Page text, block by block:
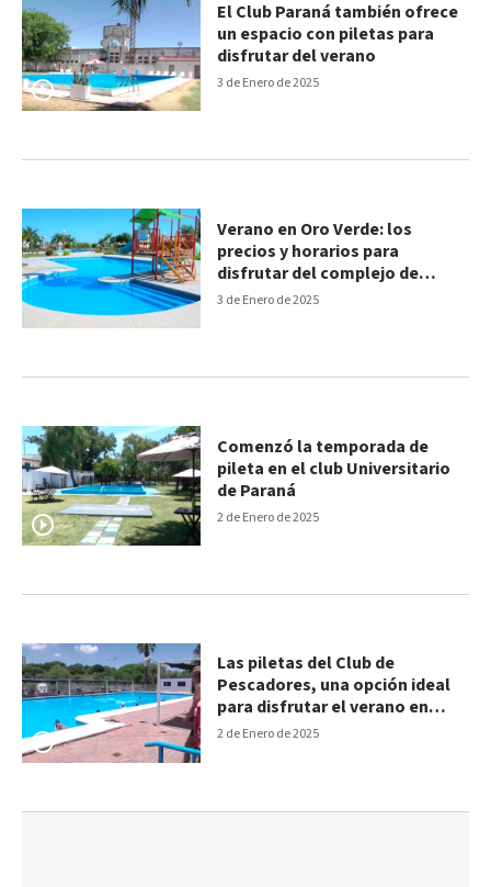
3 de Enero de 2025
El Club Paraná también ofrece
un espacio con piletas para
disfrutar del verano
3 de Enero de 2025
Verano en Oro Verde: los
precios y horarios para
disfrutar del complejo de
piletas
2 de Enero de 2025
Comenzó la temporada de
pileta en el club Universitario
de Paraná
2 de Enero de 2025
Las piletas del Club de
Pescadores, una opción ideal
para disfrutar el verano en
Paraná